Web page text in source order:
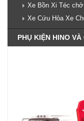
Xe Bồn Xi Téc
Xe Cứu Hỏa Xe
PHỤ KIỆN HINO